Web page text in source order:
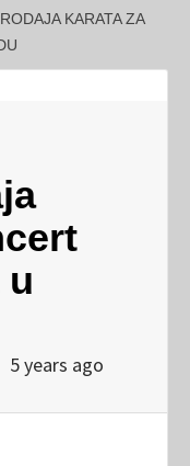
KARATA ZA
u
5 years ago